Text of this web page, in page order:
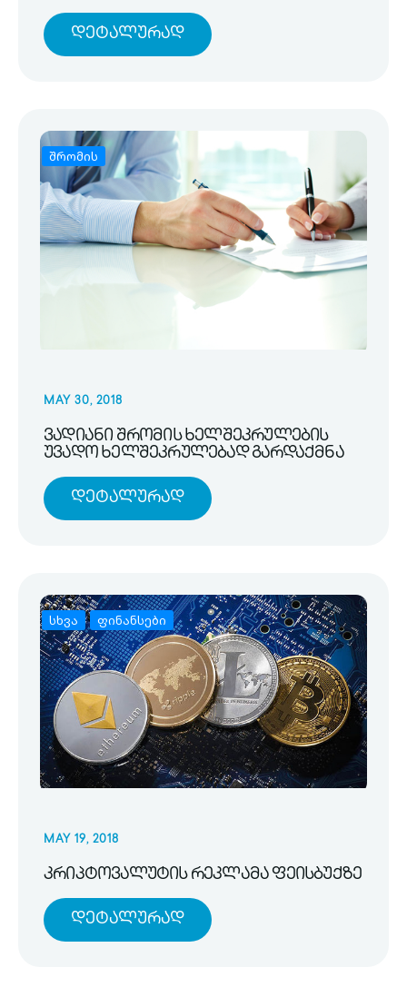
Დეტალურად
შრომის
MAY 30, 2018
ვადიანი შრომის ხელშეკრულების
უვადო ხელშეკრულებად გარდაქმნა
Დეტალურად
სხვა ფინანსები
MAY 19, 2018
კრიპტოვალუტის რეკლამა ფეისბუქზე
Დეტალურად